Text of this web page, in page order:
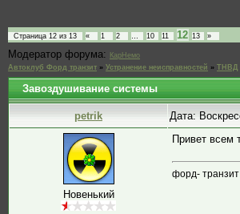
Страница 12 из 13 « 1 2 … 10 11 12 13 »
Модератор форума:
КарНемо
Автоклуб Форд транзит » Устранение неисправностей » ТНВД
Завоздушивание системы
petrik Дата:
Новенький
Привет всем
форд-